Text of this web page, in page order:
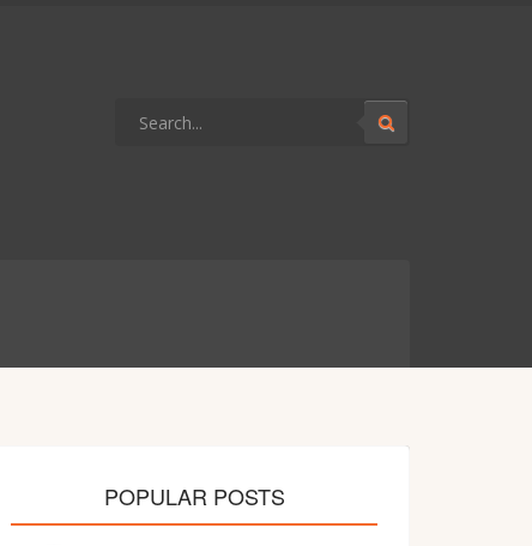
POPULAR POSTS